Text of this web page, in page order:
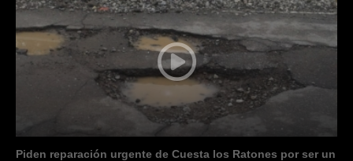
Piden reparación urgente de Cuesta los Ratones por ser un